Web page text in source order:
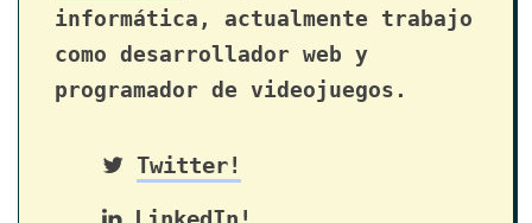
informática, actualmente trabajo
como desarrollador web y
programador de videojuegos.
Twitter!